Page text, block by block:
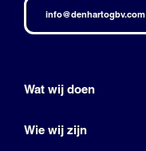
info@denhartogbv.com
Wat wij doen
Wie wij zijn